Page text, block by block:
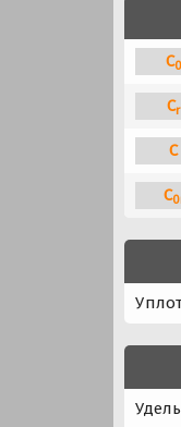
C0
Cr
C
C